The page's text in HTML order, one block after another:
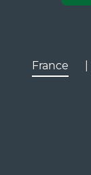
France